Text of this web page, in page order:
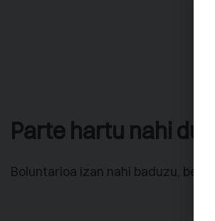
Parte hartu nahi
Boluntarioa izan nahi baduzu,